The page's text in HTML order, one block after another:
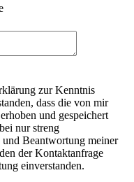
zur Kenntnis
dass die von mir
und gespeichert
nur streng
Beantwortung meiner
der Kontaktanfrage
einverstanden.